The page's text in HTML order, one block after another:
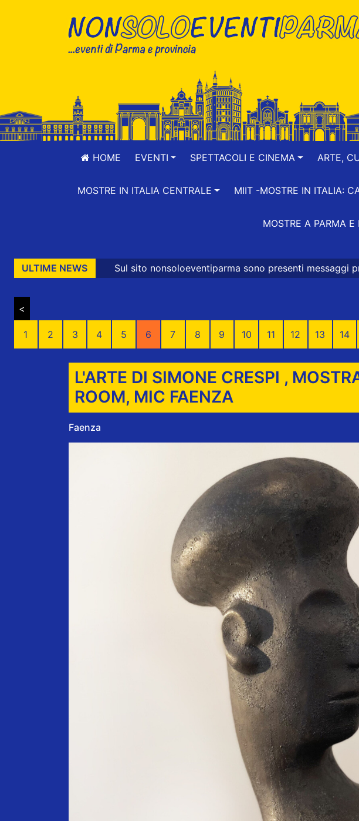
HOME EVENTI SPETTACOLI E CINEMA ARTE,
MOSTRE IN ITALIA CENTRALE MIIT -MOSTRE IN ITALIA:
MOSTRE A PARMA E
ULTIME NEWS
sito nonsoloeventiparma sono presenti messaggi promozionali e commerciali
<
1 2 3 4 5 6 7 8 9 10 11 12 13 14
L'ARTE DI SIMONE CRESPI ,
ROOM, MIC FAENZA
Faenza